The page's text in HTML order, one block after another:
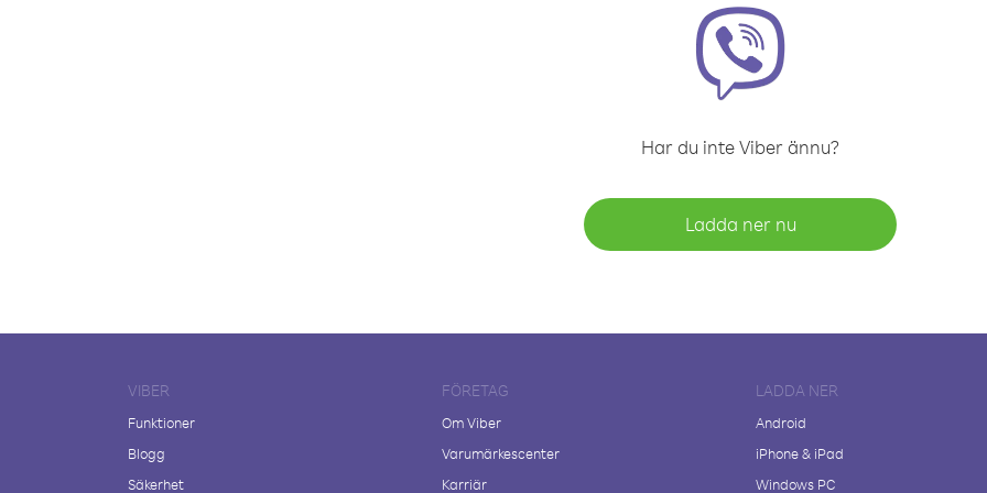
Har du inte Viber ännu?
Ladda ner nu
VIBER
Funktioner
Blogg
Säkerhet
FÖRETAG
Om Viber
Varumärkescenter
Karriär
LADDA NER
Android
iPhone & iPad
Windows PC